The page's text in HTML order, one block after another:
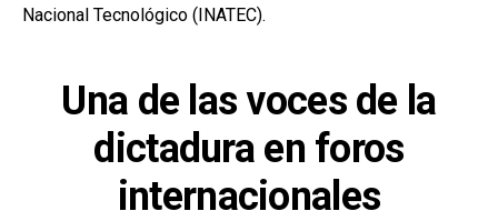
Nacional Tecnológico (INATEC).
Una de las voces de la
dictadura en foros
internacionales